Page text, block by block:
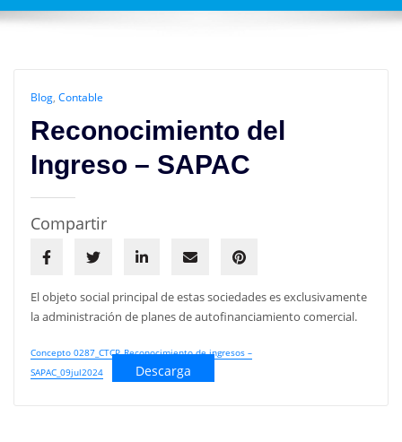
Blog, Contable
Reconocimiento del
Ingreso – SAPAC
Compartir
El objeto social principal de estas sociedades es exclusivamente
la administración de planes de autofinanciamiento comercial.
Concepto 0287_CTCP_Reconocimiento de ingresos –
SAPAC_09jul2024
Descarga